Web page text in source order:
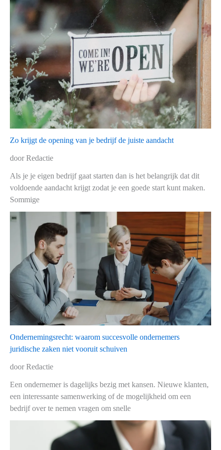
Zo krijgt de opening van je bedrijf de juiste aandacht
door Redactie
Als je je eigen bedrijf gaat starten dan is het belangrijk dat dit
voldoende aandacht krijgt zodat je een goede start kunt maken.
Sommige
Ondernemingsrecht: waarom succesvolle ondernemers
juridische zaken niet vooruit schuiven
door Redactie
Een ondernemer is dagelijks bezig met kansen. Nieuwe klanten,
een interessante samenwerking of de mogelijkheid om een
bedrijf over te nemen vragen om snelle